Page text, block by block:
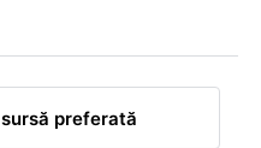
preferată